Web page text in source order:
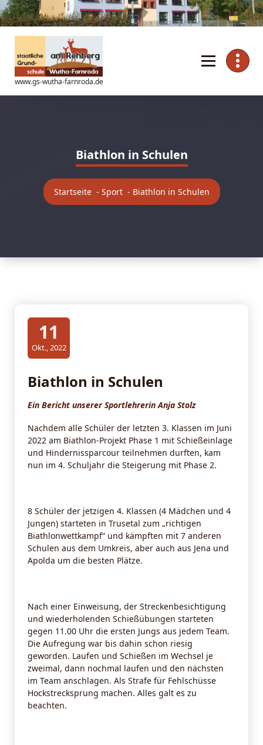
Zum
Inhalt
springen
www.gs-wutha-farnroda.de
Biathlon in Schulen
Startseite- Sport- Biathlon in Schulen
11
Okt., 2022
Biathlon in Schulen
Ein Bericht unserer Sportlehrerin Anja Stolz
Nachdem alle Schüler der letzten 3. Klassen im Juni
2022 am Biathlon-Projekt Phase 1 mit Schießeinlage
und Hindernissparcour teilnehmen durften, kam
nun im 4. Schuljahr die Steigerung mit Phase 2.
8 Schüler der jetzigen 4. Klassen (4 Mädchen und 4
Jungen) starteten in Trusetal zum „richtigen
Biathlonwettkampf“ und kämpften mit 7 anderen
Schulen aus dem Umkreis, aber auch aus Jena und
Apolda um die besten Plätze.
Nach einer Einweisung, der Streckenbesichtigung
und wiederholenden Schießübungen starteten
gegen 11.00 Uhr die ersten Jungs aus jedem Team.
Die Aufregung war bis dahin schon riesig
geworden. Laufen und Schießen im Wechsel je
zweimal, dann nochmal laufen und den nächsten
im Team anschlagen. Als Strafe für Fehlschüsse
Hockstrecksprung machen. Alles galt es zu
beachten.